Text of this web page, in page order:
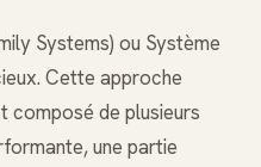
Systems) ou Système
Cette approche
composé de plusieurs
une partie